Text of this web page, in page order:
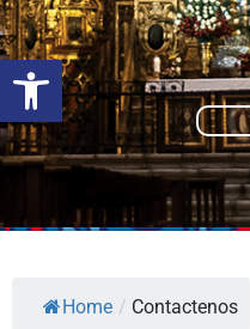
Open toolbar
Ir
al
contenido
Home / Contactenos